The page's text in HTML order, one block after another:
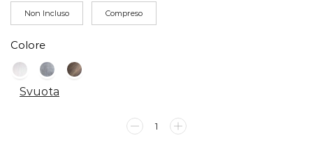
Non Incluso Compreso
Colore
Svuota
KANDO
Singolo